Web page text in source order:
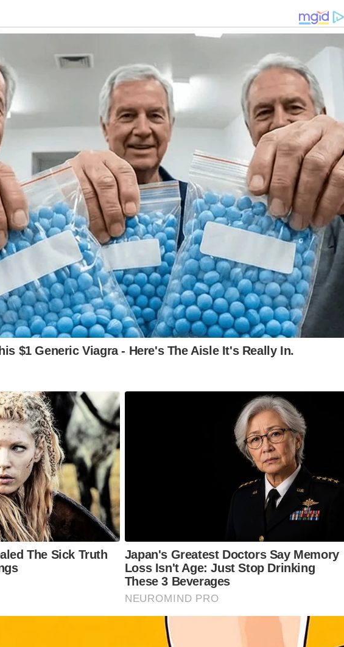
വക വിശകലനങ്ങളെന്ന് ആർക്കും മനസ്സിലാകും.
വിജയത്തിന്റെ തിളക്കവുമൊക്കെ മാറ്റി വച്ച് ചിന്തിക്കുമ്പോൾ
മറ്റ് ചില കാര്യങ്ങൾ പറയാതെ വയ്യ . ദളിത് രാഷ്ട്രീയത്തിന്റെ
ഇസ്ളാമിക മത മൗലികവാദികൾ ഓരം ചേർന്ന് ഇക്കുറിയും
പൂർവകാലത്ത് തന്നെ ദളിത്- ഇസ്ളാം രാഷ്ട്രീയം മതമൗലിക വാദികൾ
. യഥാർത്ഥത്തിൽ ദളിതരുടെ സാമൂഹികമായ അവസ്ഥകൾ
അന്നും ഇസ്ളാമിസ്റ്റുകളുടെ ലക്ഷ്യം .
വിഘടിപ്പിക്കുക എന്നതും ഇസ്ളാമിക രാജ്യം സ്ഥാപിക്കുവാൻ
എന്നുള്ളതുമായിരുന്നു പ്രധാന ചർച്ചാ വിഷയം . ഹിന്ദു
ഒരിക്കലും ഇസ്ളാമിക ഭരണത്തിൻ കീഴിലാവില്ല എന്ന
കാരണം. ഈ രാഷ്ട്രീയത്തെപ്പറ്റി അംബേദ്കർ വ്യക്തമായി പറയുകയും
ദളിത് അടിച്ചമർത്തലുകളും ഒരു വളമായി
ശ്രമം .അതേ രാഷ്ട്രീയം തന്നെയാണ് ജിഗ്നേഷിനൊപ്പം ചേർന്ന് കൊണ്ട്
മതതീവ്രവാദ സംഘങ്ങൾ കളിക്കാനൊരുങ്ങുന്നതും .
റിക്രൂട്ട് ചെയ്യപ്പെട്ടവരിൽ നല്ലൊരു ശതമാനത്തെയും
ഫ്രണ്ട് എന്ന സംഘടന എന്ത് സംഭാവനയാണ് ദളിത് രാഷ്ട്രീയത്തിന്
ഒന്ന് ചിന്തിക്കുന്നത് നല്ലതാണ് . പോപ്പുലർ ഫ്രണ്ട് മാത്രമല്ല
എല്ലാ ഇസ്ളാമിസ്റ്റ് സംഘടനകളും ആത്യന്തികമായി
ഇസ്ളാമിക ഭരണം സാദ്ധ്യമാക്കുക എന്നതാണ് . അതിന് ഒരു ടൂളായി
ഇന്ത്യൻ ചരിത്രത്തിൽ തന്നെ ഒരു പേരുണ്ട് . ജോഗെന്ദ്ര നാഥ്
മണ്ഡൽ.
ബാരിസാളിലായിരുന്നു ജെ എൻ മണ്ഡലിന്റെ ജനനം .1932 ൽ
നേടിയ മണ്ഡൽ 1937 ൽ ബഗാർഗഞ്ച് മണ്ഡലത്തെ
സാമാജികനുമായി. ഓൾ ഇന്ത്യ ഷെഡ്യൂൾഡ് കാസ്റ്റ് ഫെഡറേഷൻ
മുഖ്യ പങ്കു വഹിച്ച മണ്ഡൽ സുഹ്രവർദി മന്ത്രിസഭയിൽ
ലീഗിന്റെ ക്ഷണമനുസരിച്ച് പാകിസ്ഥാനിൽ പോയ മണ്ഡൽ
. എന്നാൽ ചില അഭിപ്രായ വ്യത്യാസങ്ങളെ തുടർന്നും ദളിത്
വേണ്ടിയുള്ള നിയമ പരിരക്ഷകൾ സർക്കാർ
1950 ഒക്ടോബർ എട്ടിന് രാജിവച്ച് ഇന്ത്യയിലേക്ക് മടങ്ങി .
ചരിത്രം ഇതിലും വലുതായൊന്നും ഒരു ദളിത് സംഘടനകളും